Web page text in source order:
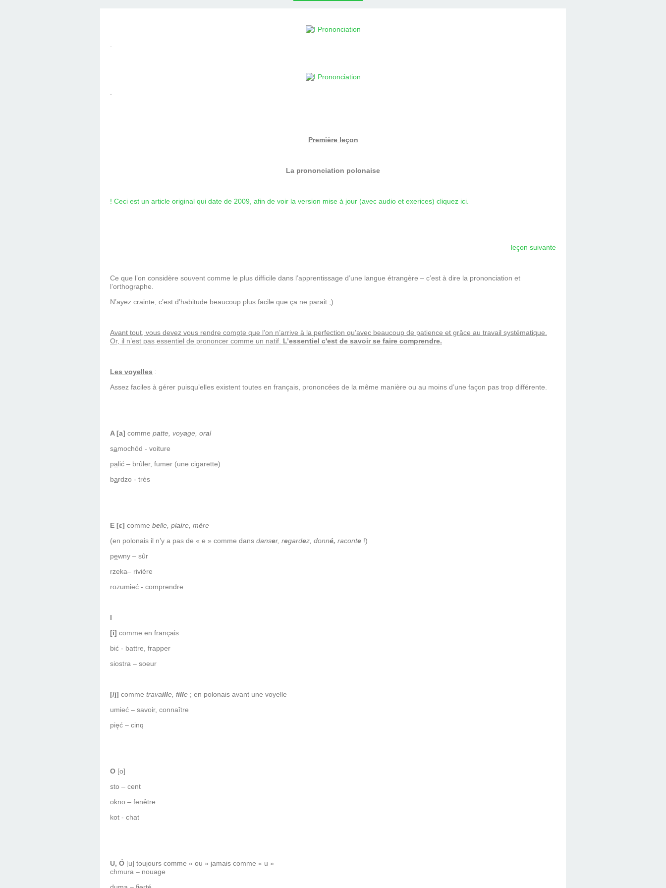
.
.
Première leçon
La prononciation polonaise
! Ceci est un article original qui date de 2009, afin de voir la version mise à jour (avec audio et exerices) cliquez ici.
leçon suivante
Ce que l’on considère souvent comme le plus difficile dans l’apprentissage d’une langue étrangère – c’est à dire la prononciation et
l’orthographe.
N’ayez crainte, c’est d’habitude beaucoup plus facile que ça ne parait ;)
Avant tout, vous devez vous rendre compte que l’on n’arrive à la perfection qu’avec beaucoup de patience et grâce au travail systématique.
Or, il n’est pas essentiel de prononcer comme un natif. L’essentiel c'est de savoir se faire comprendre.
Les voyelles :
Assez faciles à gérer puisqu’elles existent toutes en français, prononcées de la même manière ou au moins d’une façon pas trop différente.
A [a] comme patte, voyage, oral
samochód - voiture
palić – brûler, fumer (une cigarette)
bardzo - très
E [ε] comme belle, plaire, mère
(en polonais il n’y a pas de « e » comme dans danser, regardez, donné, raconte !)
pewny – sûr
rzeka– rivière
rozumieć - comprendre
I
[i] comme en français
bić - battre, frapper
siostra – soeur
[/j] comme travaille, fille ; en polonais avant une voyelle
umieć – savoir, connaître
pięć – cinq
O [o]
sto – cent
okno – fenêtre
kot - chat
U, Ó [u] toujours comme « ou » jamais comme « u »
chmura – nouage